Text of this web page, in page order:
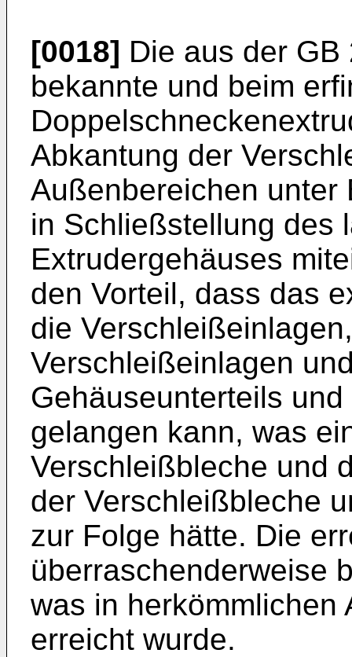
[0018] Die aus der GB
bekannte und beim
Abkantung der
Außenbereichen unter
in Schließstellung des
Extrudergehäuses
den Vorteil, dass das
die
Verschleißeinlagen
Gehäuseunterteils
gelangen kann, was
Verschleißbleche und
der Verschleißbleche
zur Folge hätte. Die
überraschenderweise
was in herkömmlichen
erreicht wurde.